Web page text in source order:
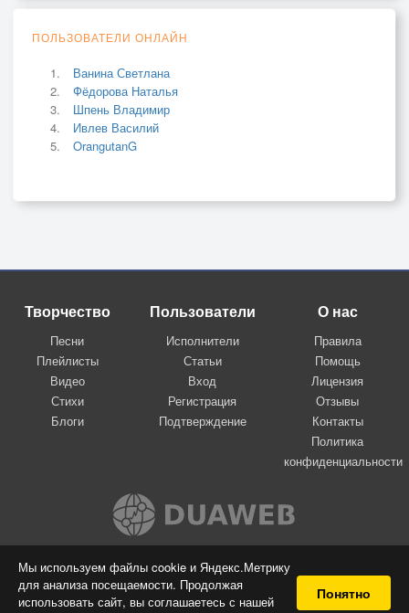
Мы используем файлы cookie и Яндекс.Метрику
для анализа посещаемости. Продолжая
использовать сайт, вы соглашаетесь с нашей
Понятно
ПОЛЬЗОВАТЕЛИ ОНЛАЙН
Ванина Светлана
Фёдорова Наталья
Шпень Владимир
Ивлев Василий
OrangutanG
Творчество
Песни
Плейлисты
Видео
Стихи
Блоги
Пользователи
Исполнители
Статьи
Вход
Регистрация
Подтверждение
О нас
Правила
Помощь
Лицензия
Отзывы
Контакты
Политика
конфиденциальности
Вконтакте
© 2009-2026 Я-пою
Музыкальный сайт самовыражения